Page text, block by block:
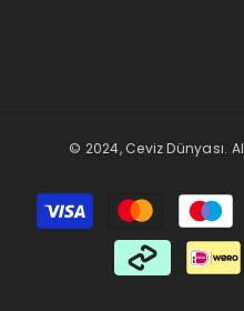
© 2024, Ceviz Dünyası.